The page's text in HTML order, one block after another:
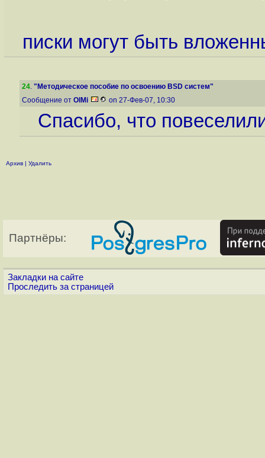
писки могут быть
24. "Методическое пособие по освоению BSD систем"
Сообщение от OlMi on 27-Фев-07, 10:30
Спасибо, что
Архив | Удалить
Партнёры:
Закладки на сайте
Проследить за страницей